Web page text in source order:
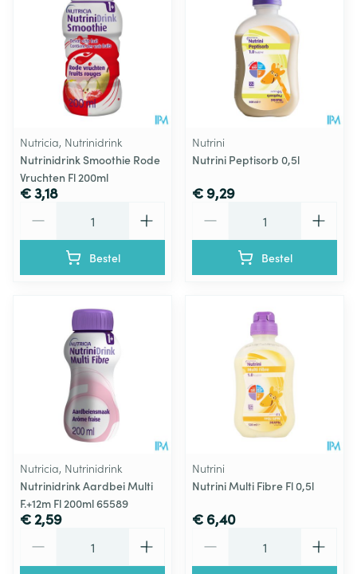
Nutricia, Nutrinidrink
Nutrinidrink Smoothie Rode
Vruchten Fl 200ml
€ 3,18
Bestel
Nutrini
Nutrini Peptisorb 0,5l
€ 9,29
Bestel
Nutricia, Nutrinidrink
Nutrinidrink Aardbei Multi
F.+12m Fl 200ml 65589
€ 2,59
Nutrini
Nutrini Multi Fibre Fl 0,5l
€ 6,40